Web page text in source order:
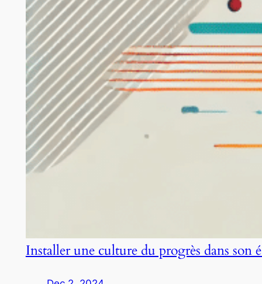
Installer une culture du progrès dans son